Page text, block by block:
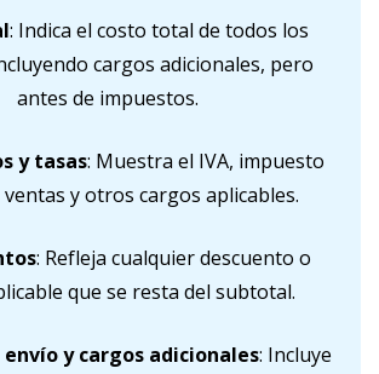
: Indica el costo total de todos los
cargos adicionales, pero
antes de impuestos.
y tasas: Muestra el IVA, impuesto
y otros cargos aplicables.
: Refleja cualquier descuento o
que se resta del subtotal.
envío y cargos adicionales: Incluye